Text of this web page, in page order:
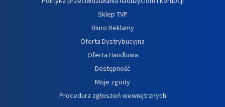
Sklep TVP
Biuro Reklamy
Oferta Dystrybucyjna
Oferta Handlowa
Dostępność
Moje zgody
Procedura zgłoszeń wewnętrznych